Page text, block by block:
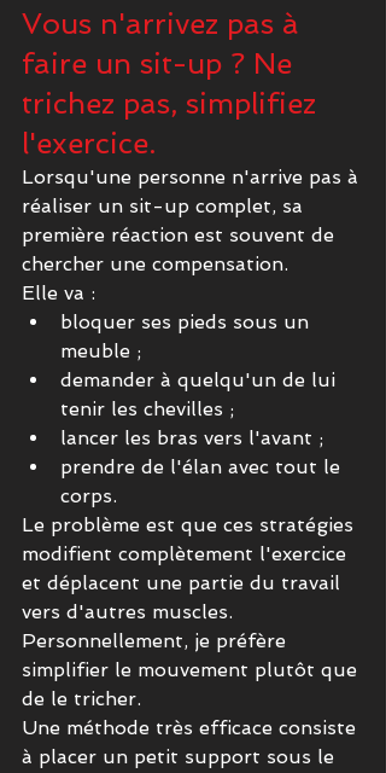
Vous n'arrivez pas à
faire un sit-up ? Ne
trichez pas, simplifiez
l'exercice.
Lorsqu'une personne n'arrive pas à
réaliser un sit-up complet, sa
première réaction est souvent de
chercher une compensation.
Elle va :
bloquer ses pieds sous un
meuble ;
demander à quelqu'un de lui
tenir les chevilles ;
lancer les bras vers l'avant ;
prendre de l'élan avec tout le
corps.
Le problème est que ces stratégies
modifient complètement l'exercice
et déplacent une partie du travail
vers d'autres muscles.
Personnellement, je préfère
simplifier le mouvement plutôt que
de le tricher.
Une méthode très efficace consiste
à placer un petit support sous le